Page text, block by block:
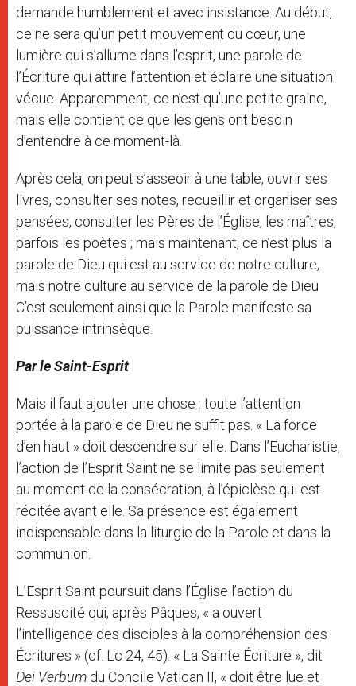
demande humblement et avec insistance. Au début,
ce ne sera qu’un petit mouvement du cœur, une
lumière qui s’allume dans l’esprit, une parole de
l’Écriture qui attire l’attention et éclaire une situation
vécue. Apparemment, ce n’est qu’une petite graine,
mais elle contient ce que les gens ont besoin
d’entendre à ce moment-là.
Après cela, on peut s’asseoir à une table, ouvrir ses
livres, consulter ses notes, recueillir et organiser ses
pensées, consulter les Pères de l’Église, les maîtres,
parfois les poètes ; mais maintenant, ce n’est plus la
parole de Dieu qui est au service de notre culture,
mais notre culture au service de la parole de Dieu
C’est seulement ainsi que la Parole manifeste sa
puissance intrinsèque.
Par le Saint-Esprit
Mais il faut ajouter une chose : toute l’attention
portée à la parole de Dieu ne suffit pas. « La force
d’en haut » doit descendre sur elle. Dans l’Eucharistie,
l’action de l’Esprit Saint ne se limite pas seulement
au moment de la consécration, à l’épiclèse qui est
récitée avant elle. Sa présence est également
indispensable dans la liturgie de la Parole et dans la
communion.
L’Esprit Saint poursuit dans l’Église l’action du
Ressuscité qui, après Pâques, « a ouvert
l’intelligence des disciples à la compréhension des
Écritures » (cf. Lc 24, 45). « La Sainte Écriture », dit
Dei Verbum du Concile Vatican II, « doit être lue et